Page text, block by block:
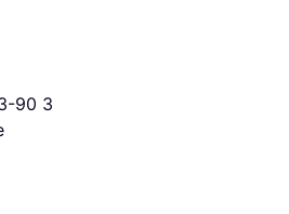
90 3